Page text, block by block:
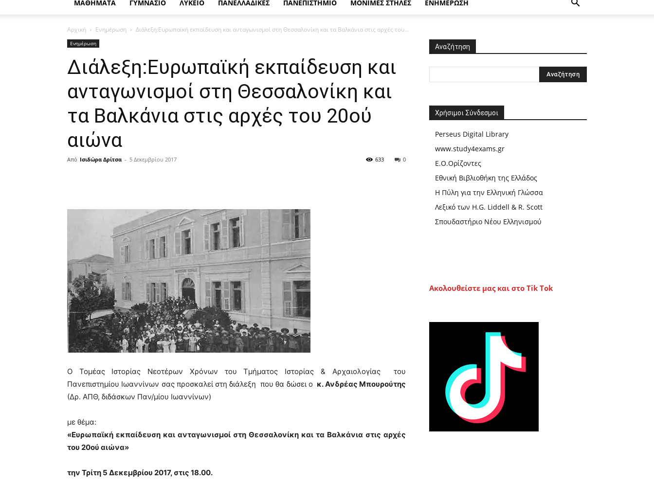
ΜΑΘΗΜΑΤΑ ΓΥΜΝΑΣΙΟ ΛΥΚΕΙΟ ΠΑΝΕΛΛΑΔΙΚΕΣ ΠΑΝΕΠΙΣΤΗΜΙΟ ΜΟΝΙΜΕΣ ΣΤΗΛΕΣ ΕΝΗΜΕΡΩΣΗ
Αρχική Ενημέρωση Διάλεξη:Ευρωπαϊκή εκπαίδευση και ανταγωνισμοί στη Θεσσαλονίκη και τα Βαλκάνια στις αρχές του...
Ενημέρωση
Διάλεξη:Ευρωπαϊκή εκπαίδευση και
ανταγωνισμοί στη Θεσσαλονίκη και
τα Βαλκάνια στις αρχές του 20ού
αιώνα
Από Ισιδώρα Δρίτσα - 5 Δεκεμβρίου 2017 0
633
Ο Τομέας Ιστορίας Νεοτέρων Χρόνων του Τμήματος Ιστορίας & Αρχαιολογίας του
Πανεπιστημίου Ιωαννίνων σας προσκαλεί στη διάλεξη που θα δώσει ο κ. Ανδρέας Μπουρούτης
(Δρ. ΑΠΘ, διδάσκων Παν/μίου Ιωαννίνων)
με θέμα:
«Ευρωπαϊκή εκπαίδευση και ανταγωνισμοί στη Θεσσαλονίκη και τα Βαλκάνια στις αρχές
του 20ού αιώνα»
την Τρίτη 5 Δεκεμβρίου 2017, στις 18.00.
Αναζήτηση
Χρήσιμοι Σύνδεσμοι
Perseus Digital Library
www.study4exams.gr
Ε.Ο.Ορίζοντες
Εθνική Βιβλιοθήκη της Ελλάδος
Η Πύλη για την Ελληνική Γλώσσα
Λεξικό των H.G. Liddell & R. Scott
Σπουδαστήριο Νέου Ελληνισμού
Ακολουθείστε μας και στο Tik Tok